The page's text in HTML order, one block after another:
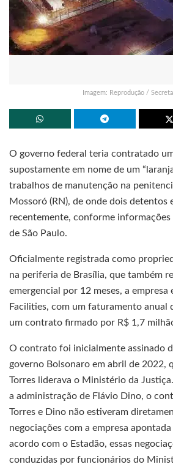
Imagem: Reprodução /
O governo federal teria contratado
supostamente em nome de um
trabalhos de manutenção na
Mossoró (RN), de onde dois detentos
recentemente, conforme
de São Paulo.
Oficialmente registrada como
na periferia de Brasília, que também
emergencial por 12 meses, a empresa
Facilities, com um faturamento anual
um contrato firmado por R$ 1,7
O contrato foi inicialmente assinado
governo Bolsonaro em abril de 2022,
Torres liderava o Ministério da
a administração de Flávio Dino, o
Torres e Dino não estiveram
negociações com a empresa apontada
acordo com o Estadão, essas
conduzidas por funcionários do